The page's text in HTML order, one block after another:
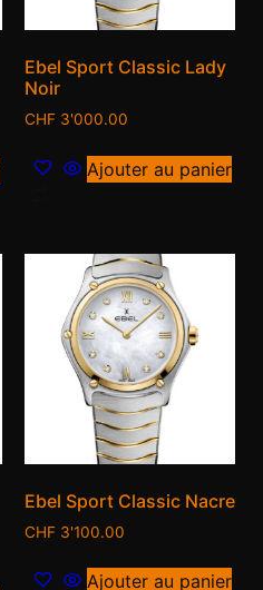
Ebel Sport Classic Lady
Noir
CHF 3'000.00
Ajouter au panier
Ebel Sport Classic Nacre
CHF 3'100.00
Ajouter au panier